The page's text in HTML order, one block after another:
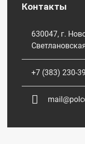
Контакты
630047, г.
+7 (383) 230-